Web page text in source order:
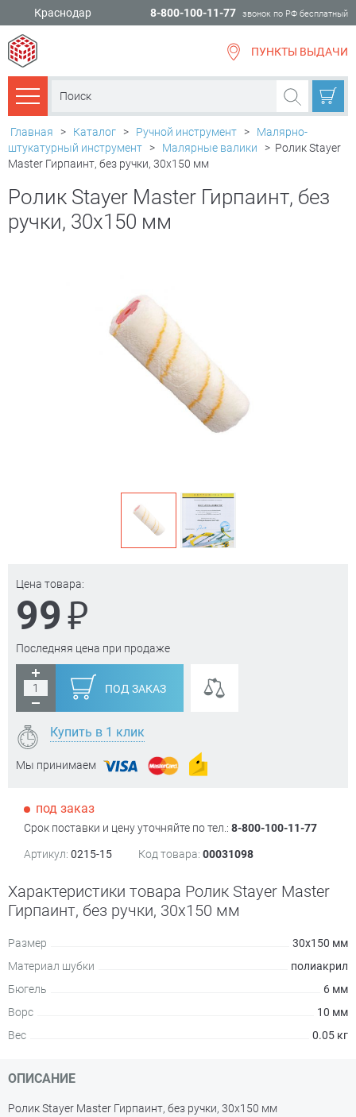
Краснодар 8-800-100-11-77 звонок по РФ бесплатный
ПУНКТЫ ВЫДАЧИ
Каталог товаров
Главная > Каталог > Ручной инструмент >
Малярно-
штукатурный инструмент > Малярные валики > Ролик Stayer
Master Гирпаинт, без ручки, 30х150 мм
Ролик Stayer Master Гирпаинт, без
ручки, 30х150 мм
Цена товара:
99₽
Последняя цена при продаже
ПОД ЗАКАЗ
Купить в 1 клик
Мы принимаем
под заказ
Срок поставки и цену уточняйте по тел.: 8-800-100-11-77
Артикул: 0215-15 Код товара: 00031098
Характеристики товара Ролик Stayer Master
Гирпаинт, без ручки, 30х150 мм
Размер
30х150 мм
Материал шубки
полиакрил
Бюгель
6 мм
Ворс
10 мм
Вес
0.05 кг
ОПИСАНИЕ
Ролик Stayer Master Гирпаинт, без ручки, 30х150 мм